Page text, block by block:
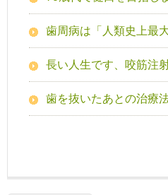
歯周病は「人類史上最
長い人生です、咬筋注
歯を抜いたあとの治療